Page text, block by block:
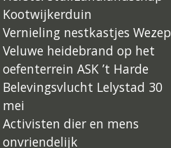
Kootwijkerduin
Vernieling nestkastjes Wezep
Veluwe heidebrand op het
oefenterrein ASK ’t Harde
Belevingsvlucht Lelystad 30
mei
Activisten dier en mens
onvriendelijk